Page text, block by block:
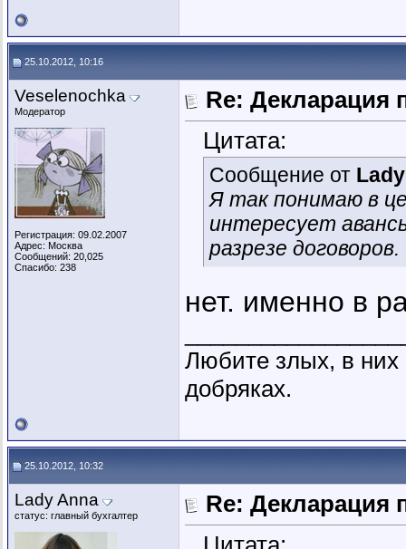
25.10.2012, 10:16
Veselenochka
Модератор
Регистрация: 09.02.2007
Адрес: Москва
Сообщений: 20,025
Спасибо: 238
Re:
Цитата:
Сообщение от
Я так понимаю в
интересует
разрезе договоров.
нет. именно в
Любите злых, в
добряках.
25.10.2012, 10:32
Lady Anna
статус: главный бухгалтер
Re: